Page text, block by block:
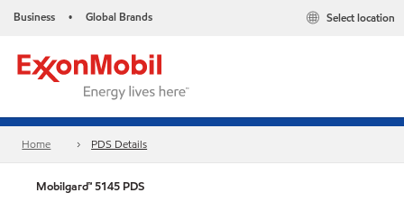
Business • Global Brands Select location
Home PDS Details
Mobilgard™ 5145 PDS